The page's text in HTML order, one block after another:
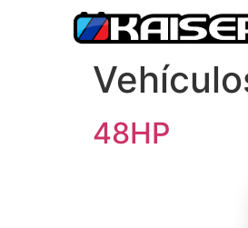
48HP